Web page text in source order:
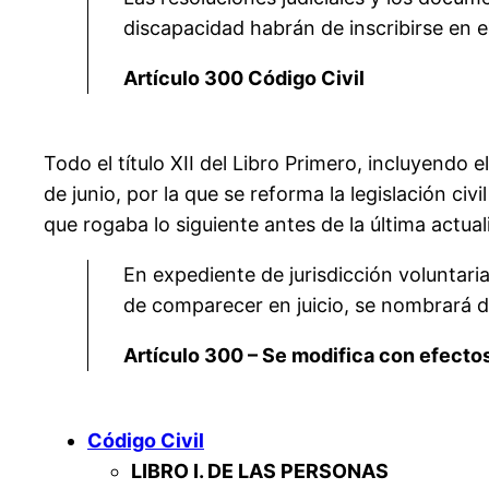
discapacidad habrán de inscribirse en
Artículo 300 Código Civil
Todo el título XII del Libro Primero, incluyendo
de junio, por la que se reforma la legislación
que rogaba lo siguiente antes de la última
En expediente de jurisdicción
de comparecer en juicio, se nombrará
Artículo 300 – Se modifica con
Código Civil
LIBRO I. DE LAS PERSONAS